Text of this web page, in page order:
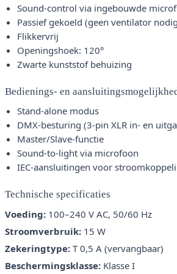
Sound-control via ingebouwde
Passief gekoeld (geen ventilator
Flikkervrij
Openingshoek: 120°
Zwarte kunststof behuizing
Bedienings- en
Stand-alone modus
DMX-besturing (3-pin XLR in- en
Master/Slave-functie
Sound-to-light via microfoon
IEC-aansluitingen voor
Technische specificaties
Voeding: 100–240 V AC, 50/60 Hz
Stroomverbruik: 15 W
Zekeringtype: T 0,5 A (vervangbaar)
Beschermingsklasse: Klasse I